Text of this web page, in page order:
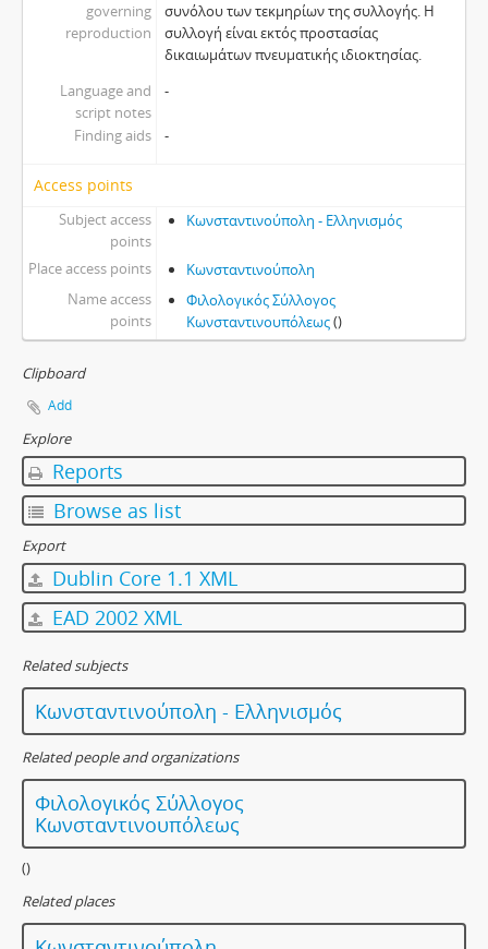
governing
reproduction
συνόλου των τεκμηρίων της συλλογής. Η
συλλογή είναι εκτός προστασίας
δικαιωμάτων πνευματικής ιδιοκτησίας.
Language and
script notes
-
Finding aids -
Access points
Subject access
points
Κωνσταντινούπολη - Ελληνισμός
Place access points
Κωνσταντινούπολη
Name access
points
Φιλολογικός Σύλλογος
Κωνσταντινουπόλεως()
Clipboard
Add
Explore
Reports
Browse as list
Export
Dublin Core 1.1 XML
EAD 2002 XML
Related subjects
Κωνσταντινούπολη - Ελληνισμός
Related people and organizations
Φιλολογικός Σύλλογος
Κωνσταντινουπόλεως
()
Related places